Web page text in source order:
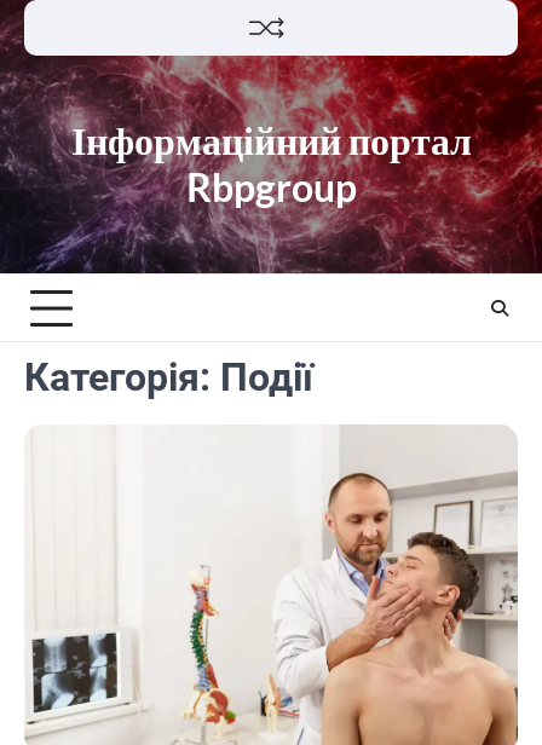
Перейти
до
вмісту
Інформаційний портал
Rbpgroup
Категорія: Події